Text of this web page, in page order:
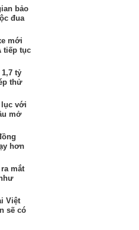
bảo
đua
mới
tiếp tục
tỷ
thử
lục với
mở
hơn
mắt
Việt
sẽ có